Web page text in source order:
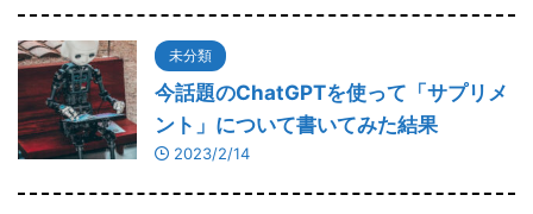
未分類
今話題のChatGPTを使って「サプリメ
ント」について書いてみた結果
2023/2/14